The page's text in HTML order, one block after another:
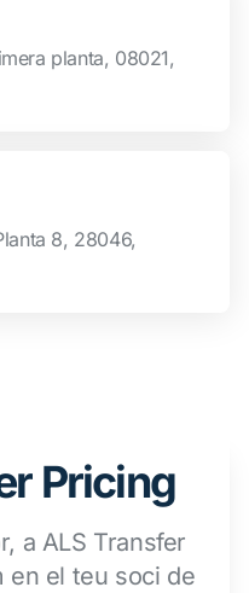
planta, 08021,
8, 28046,
Pricing
a ALS Transfer
en el teu soci de